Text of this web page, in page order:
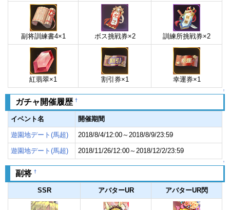
副将訓練書4×1 ボス挑戦券×2 訓練所挑戦券×2
紅翡翠×1 割引券×1 幸運券×1
↑
ガチャ開催履歴 †
イベント名 開催期間
遊園地デート(馬超) 2018/8/4/12:00～2018/8/9/23:59
遊園地デート(馬超) 2018/11/26/12:00～2018/12/2/23:59
↑
副将 †
SSR アバターUR アバターUR閃